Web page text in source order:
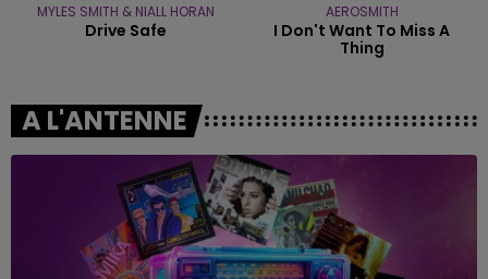
MYLES SMITH & NIALL HORAN
Drive Safe
AEROSMITH
I Don't Want To Miss A
Thing
A L'ANTENNE